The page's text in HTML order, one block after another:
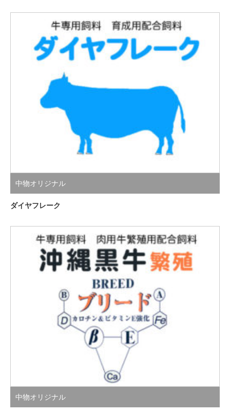
中物オリジナル
ダイヤフレーク
中物オリジナル